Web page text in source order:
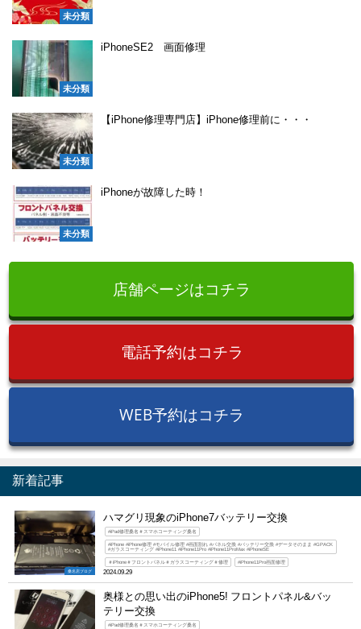
未分類
未分類
iPhoneSE2 画面修理
未分類
【iPhone修理専門店】iPhone修理前に・・・
未分類
iPhoneが故障した時！
店舗ページはコチラ
電話予約はコチラ
WEB予約はコチラ
新着記事
桑名店ブログ
ハマグリ現象のiPhone7バッテリー交換
#iPad修理桑名＃スマホコーティング桑名
#iPhone #iPhone修理 #モバイル修理 #画面割れ #パネル交換 #バッテリー交換 #データそのまま #GPACK
#ガラスコーティング #iPhone11 #iPhone11Pro #iPhone11ProMax #iPhoneSE
＃iPhone＃フロントパネル＃ガラスコーティング＃修理 #iPhone11Pro画面修理
2024.09.29
奥様との思い出のiPhone5! フロントパネル&バッ
テリー交換
#iPad修理桑名＃スマホコーティング桑名